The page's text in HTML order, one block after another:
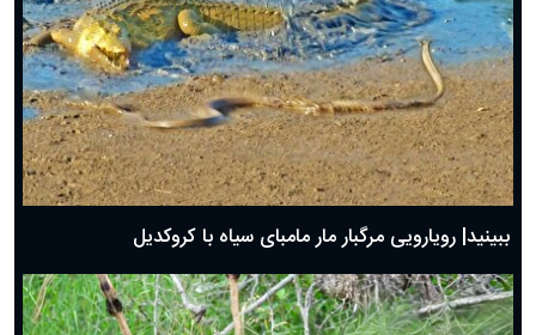
ببینید| رویارویی مرگبار مار مامبای سیاه با کروکدیل